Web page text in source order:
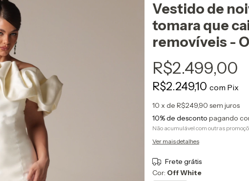
Vestido de
tomara que
removíveis -
R$2.499,00
R$2.249,10 com Pix
10 x de R$249,90 sem juros
10% de desconto pagando
Não acumulável com outras
Ver mais detalhes
Frete grátis
Cor: Off White